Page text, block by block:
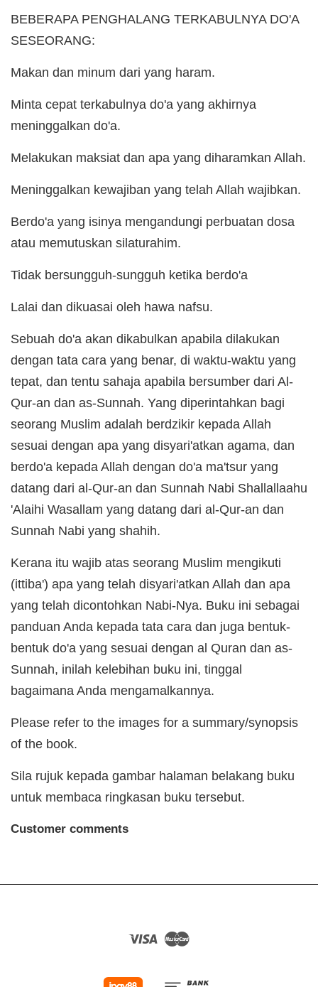
BEBERAPA PENGHALANG TERKABULNYA DO'A
SESEORANG:
Makan dan minum dari yang haram.
Minta cepat terkabulnya do'a yang akhirnya
meninggalkan do'a.
Melakukan maksiat dan apa yang diharamkan Allah.
Meninggalkan kewajiban yang telah Allah wajibkan.
Berdo'a yang isinya mengandungi perbuatan dosa
atau memutuskan silaturahim.
Tidak bersungguh-sungguh ketika berdo'a
Lalai dan dikuasai oleh hawa nafsu.
Sebuah do'a akan dikabulkan apabila dilakukan
dengan tata cara yang benar, di waktu-waktu yang
tepat, dan tentu sahaja apabila bersumber dari Al-
Qur-an dan as-Sunnah. Yang diperintahkan bagi
seorang Muslim adalah berdzikir kepada Allah
sesuai dengan apa yang disyari'atkan agama, dan
berdo'a kepada Allah dengan do'a ma'tsur yang
datang dari al-Qur-an dan Sunnah Nabi Shallallaahu
'Alaihi Wasallam yang datang dari al-Qur-an dan
Sunnah Nabi yang shahih.
Kerana itu wajib atas seorang Muslim mengikuti
(ittiba') apa yang telah disyari'atkan Allah dan apa
yang telah dicontohkan Nabi-Nya. Buku ini sebagai
panduan Anda kepada tata cara dan juga bentuk-
bentuk do'a yang sesuai dengan al Quran dan as-
Sunnah, inilah kelebihan buku ini, tinggal
bagaimana Anda mengamalkannya.
Please refer to the images for a summary/synopsis
of the book.
Sila rujuk kepada gambar halaman belakang buku
untuk membaca ringkasan buku tersebut.
Customer comments
Visa